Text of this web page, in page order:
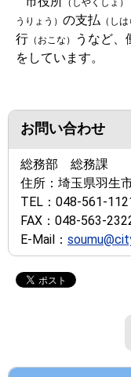
（しやくしょ）
うりょう） の支払 （しは
行 （おこな） うなど、
をしています。
お問い合わせ
総務部 総務課
住所： 埼玉県羽生
TEL： 048-561-
FAX： 048-563-
E-Mail：